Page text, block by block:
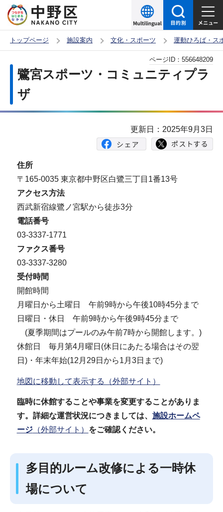
の
ー
トップページ 施設案内 文化・スポーツ 運動ひろば・ス
か
鷺宮スポーツ・コミュニティプラ
ザ
ページID： 556648209
更新日：2025年9月3日
住所
〒165-0035 東京都中野区白鷺三丁目1番13号
アクセス方法
西武新宿線鷺ノ宮駅から徒歩3分
電話番号
03-3337-1771
ファクス番号
03-3337-3280
受付時間
開館時間
月曜日から土曜日 午前9時から午後10時45分まで
日曜日・休日 午前9時から午後9時45分まで
(夏季期間はプールのみ午前7時から開館します。)
休館日 毎月第4月曜日(休日にあたる場合はその翌
日)・年末年始(12月29日から1月3日まで)
地図に移動して表示する（外部サイト）
臨時に休館することや事業を変更することがありま
す。詳細な運営状況につきましては、 施設ホームペ
ージ（外部サイト） をご確認ください。
多目的ルーム改修による一時休
場について